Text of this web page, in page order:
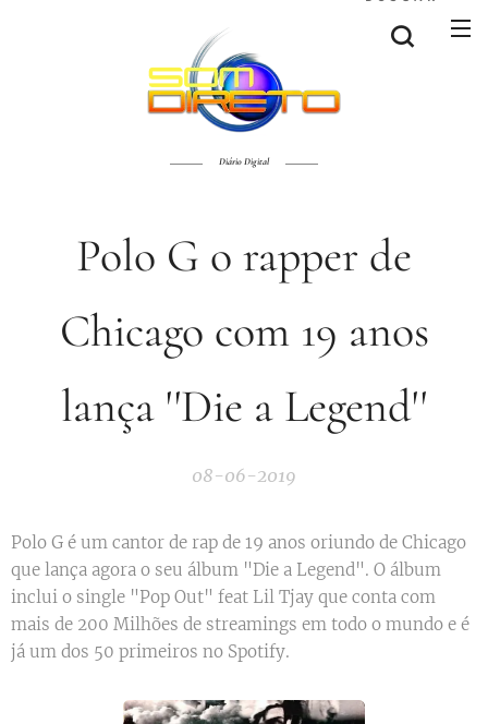
Diário Digital
Polo G o rapper de
Chicago com 19 anos
lança ''Die a Legend''
08-06-2019
Polo G é um cantor de rap de 19 anos oriundo de Chicago
que lança agora o seu álbum "Die a Legend". O álbum
inclui o single "Pop Out" feat Lil Tjay que conta com
mais de 200 Milhões de streamings em todo o mundo e é
já um dos 50 primeiros no Spotify.